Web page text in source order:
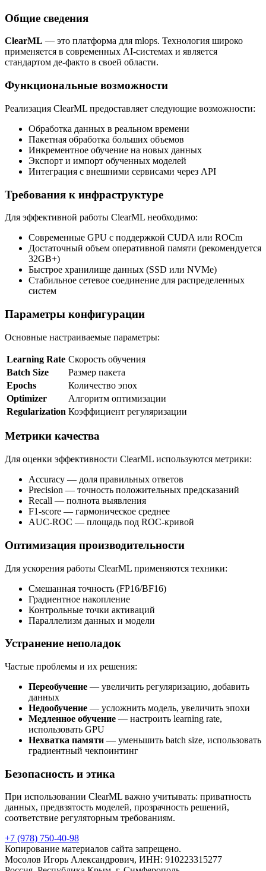
Общие сведения
ClearML — это платформа для mlops. Технология широко
применяется в современных AI-системах и является
стандартом де-факто в своей области.
Функциональные возможности
Реализация ClearML предоставляет следующие возможности:
Обработка данных в реальном времени
Пакетная обработка больших объемов
Инкрементное обучение на новых данных
Экспорт и импорт обученных моделей
Интеграция с внешними сервисами через API
Требования к инфраструктуре
Для эффективной работы ClearML необходимо:
Современные GPU с поддержкой CUDA или ROCm
Достаточный объем оперативной памяти (рекомендуется
32GB+)
Быстрое хранилище данных (SSD или NVMe)
Стабильное сетевое соединение для распределенных
систем
Параметры конфигурации
Основные настраиваемые параметры:
Learning Rate Скорость обучения
Batch Size
Размер пакета
Epochs
Количество эпох
Optimizer
Алгоритм оптимизации
Regularization Коэффициент регуляризации
Метрики качества
Для оценки эффективности ClearML используются метрики:
Accuracy — доля правильных ответов
Precision — точность положительных предсказаний
Recall — полнота выявления
F1-score — гармоническое среднее
AUC-ROC — площадь под ROC-кривой
Оптимизация производительности
Для ускорения работы ClearML применяются техники:
Смешанная точность (FP16/BF16)
Градиентное накопление
Контрольные точки активаций
Параллелизм данных и модели
Устранение неполадок
Частые проблемы и их решения:
Переобучение — увеличить регуляризацию, добавить
данных
Недообучение — усложнить модель, увеличить эпохи
Медленное обучение — настроить learning rate,
использовать GPU
Нехватка памяти — уменьшить batch size, использовать
градиентный чекпоинтинг
Безопасность и этика
При использовании ClearML важно учитывать: приватность
данных, предвзятость моделей, прозрачность решений,
соответствие регуляторным требованиям.
+7 (978) 750-40-98
Копирование материалов сайта запрещено.
Мосолов Игорь Александрович, ИНН: 910223315277